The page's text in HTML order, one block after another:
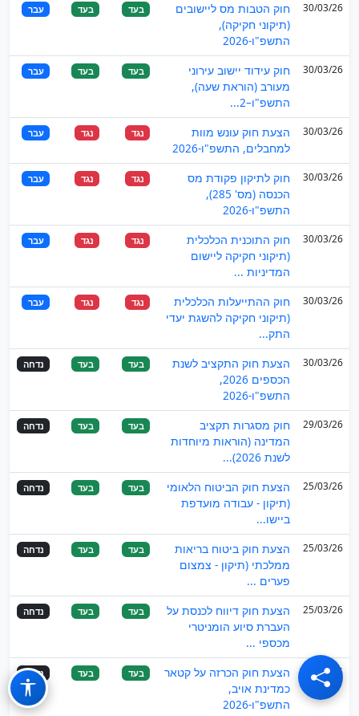
30/03/26
חוק הטבות מס ליישובים
(תיקוני חקיקה),
התשפ"ו-2026
בעד בעד עבר
30/03/26
חוק עידוד יישוב עירוני
מעורב (הוראת שעה),
התשפ"ו–2...
בעד בעד עבר
30/03/26
הצעת חוק עונש מוות
למחבלים, התשפ"ו-2026
נגד נגד עבר
30/03/26
חוק לתיקון פקודת מס
הכנסה (מס' 285),
התשפ"ו-2026
נגד נגד עבר
30/03/26
חוק התוכנית הכלכלית
(תיקוני חקיקה ליישום
המדיניות ...
נגד נגד עבר
30/03/26
חוק ההתייעלות הכלכלית
(תיקוני חקיקה להשגת יעדי
התק...
נגד נגד עבר
30/03/26
הצעת חוק התקציב לשנת
הכספים 2026,
התשפ"ו-2026
בעד בעד נדחה
29/03/26
חוק מסגרות תקציב
המדינה (הוראות מיוחדות
לשנת 2026)...
בעד בעד נדחה
25/03/26
הצעת חוק הביטוח הלאומי
(תיקון - עבודה מועדפת
ביישו...
בעד בעד נדחה
25/03/26
הצעת חוק ביטוח בריאות
ממלכתי (תיקון - צמצום
פערים ...
בעד בעד נדחה
25/03/26
הצעת חוק דיווח לכנסת על
העברת סיוע הומניטרי
מכספי ...
בעד בעד נדחה
25/03/26
הצעת חוק הכרזה על קטאר
כמדינת אויב,
התשפ"ו-2026
בעד בעד נדחה